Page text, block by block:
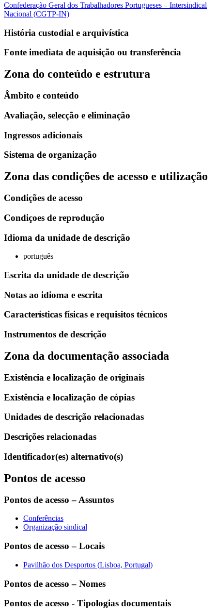
Confederação Geral dos Trabalhadores Portugueses – Intersindical
Nacional (CGTP-IN)
História custodial e arquivística
Fonte imediata de aquisição ou transferência
Zona do conteúdo e estrutura
Âmbito e conteúdo
Avaliação, selecção e eliminação
Ingressos adicionais
Sistema de organização
Zona das condições de acesso e utilização
Condições de acesso
Condiçoes de reprodução
Idioma da unidade de descrição
português
Escrita da unidade de descrição
Notas ao idioma e escrita
Características físicas e requisitos técnicos
Instrumentos de descrição
Zona da documentação associada
Existência e localização de originais
Existência e localização de cópias
Unidades de descrição relacionadas
Descrições relacionadas
Identificador(es) alternativo(s)
Pontos de acesso
Pontos de acesso – Assuntos
Conferências
Organização sindical
Pontos de acesso – Locais
Pavilhão dos Desportos (Lisboa, Portugal)
Pontos de acesso – Nomes
Pontos de acesso - Tipologias documentais